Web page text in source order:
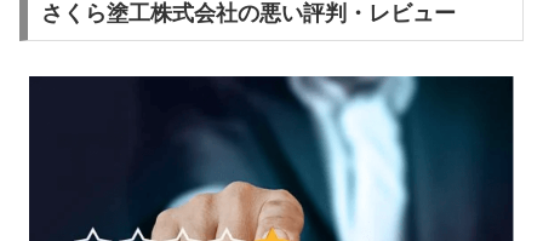
さくら塗工株式会社の悪い評判・レビュー